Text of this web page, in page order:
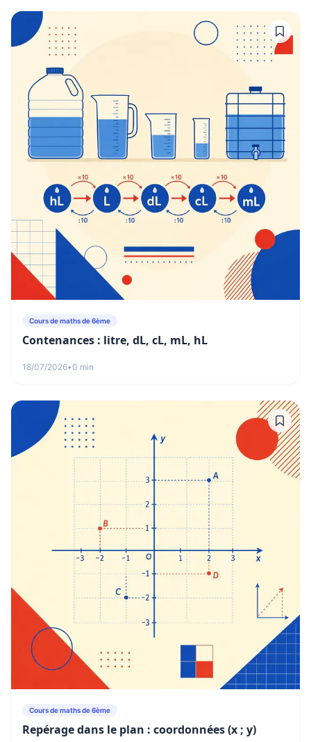
Cours de maths de 6ème
Contenances : litre, dL, cL, mL, hL
18/07/2026•0 min
Cours de maths de 6ème
Repérage dans le plan : coordonnées (x ; y)